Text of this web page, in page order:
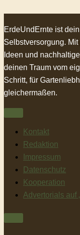
ErdeUndErnte ist
Selbstversorgung.
Ideen und
deinen Traum vom
Schritt, für
gleichermaßen.
Kontakt
Redaktion
Impressum
Datenschutz
Kooperation
Advertorials auf